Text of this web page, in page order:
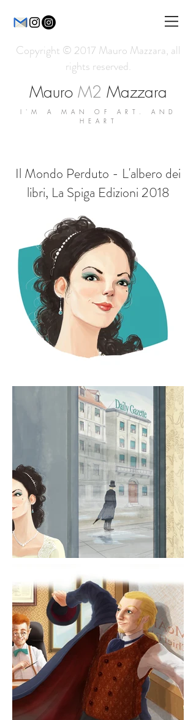
Copyright © 2017 Mauro Mazzara, all
rights reserved.
Mauro M2 Mazzara
I'M A MAN OF ART. AND
HEART
Il Mondo Perduto - L'albero dei
libri, La Spiga Edizioni 2018